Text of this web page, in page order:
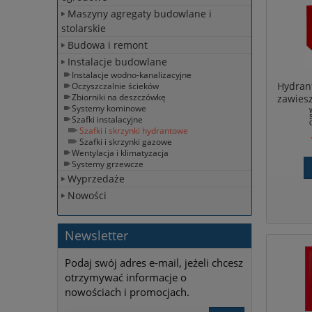
Maszyny agregaty budowlane i
stolarskie
Budowa i remont
Instalacje budowlane
Instalacje wodno-kanalizacyjne
Oczyszczalnie ścieków
Zbiorniki na deszczówkę
Systemy kominowe
Szafki instalacyjne
Szafki i skrzynki hydrantowe
Szafki i skrzynki gazowe
Wentylacja i klimatyzacja
Systemy grzewcze
Wyprzedaże
Nowości
Newsletter
Podaj swój adres e-mail, jeżeli chcesz
otrzymywać informacje o
nowościach i promocjach.